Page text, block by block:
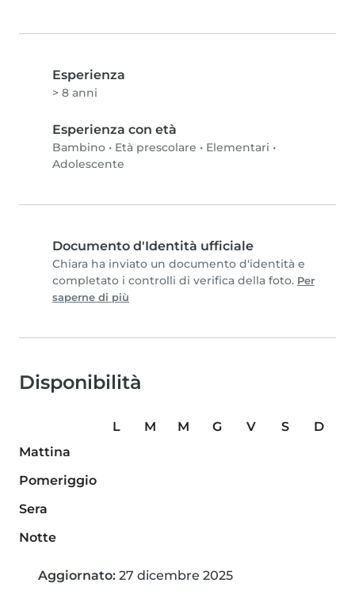
Esperienza
> 8 anni
Esperienza con età
Bambino • Età prescolare • Elementari •
Adolescente
Documento d'Identità ufficiale
Chiara ha inviato un documento d'identità e
completato i controlli di verifica della foto. Per
saperne di più
Disponibilità
L M M G V S
D
Mattina
Pomeriggio
Sera
Notte
Aggiornato: 27 dicembre 2025